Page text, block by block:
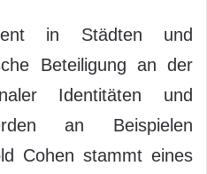
in Städten und
Beteiligung an der
Identitäten und
an Beispielen
Cohen stammt eines